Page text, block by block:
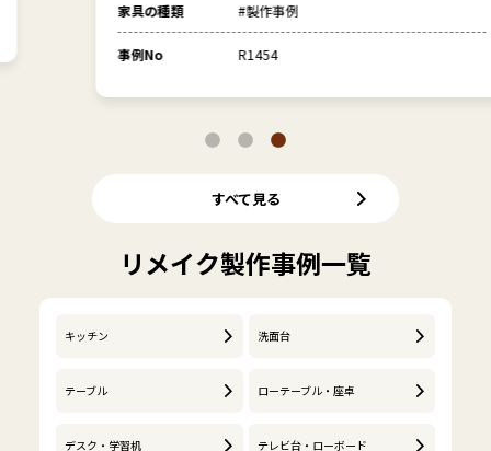
家具の種類 #製作事例
すべて見る
リメイク製作事例一覧
キッチン 洗面台
テーブル ローテーブル・座卓
デスク・学習机 テレビ台・ローボード